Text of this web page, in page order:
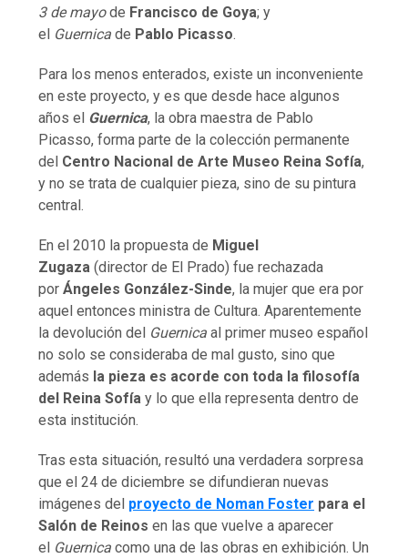
3 de mayode Francisco de Goya; y
el Guernicade Pablo Picasso.
Para los menos enterados, existe un inconveniente
en este proyecto, y es que desde hace algunos
años el Guernica, la obra maestra de Pablo
Picasso, forma parte de la colección permanente
del Centro Nacional de Arte Museo Reina Sofía,
y no se trata de cualquier pieza, sino de su pintura
central.
En el 2010 la propuesta de Miguel
Zugaza(director de El Prado) fue rechazada
porÁngeles González-Sinde, la mujer que era por
aquel entonces ministra de Cultura. Aparentemente
la devolución del Guernicaal primer museo español
no solo se consideraba de mal gusto, sino que
además la pieza es acorde con toda la filosofía
del Reina Sofíay lo que ella representa dentro de
esta institución.
Tras esta situación, resultó una verdadera sorpresa
que el 24 de diciembre se difundieran nuevas
imágenes del proyecto de Noman Foster para el
Salón de Reinos en las que vuelve a aparecer
el Guernicacomo una de las obras en exhibición. Un